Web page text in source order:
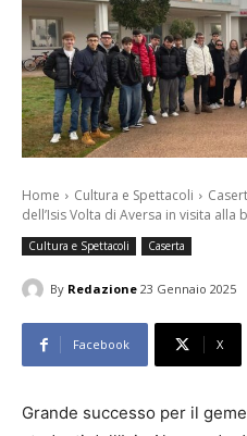
Home Cultura e Spettacoli
dell’Isis Volta di Aversa in visita alla
Cultura e Spettacoli Caserta
By Redazione 23 Gennaio 2025
Facebook X
Grande successo per il